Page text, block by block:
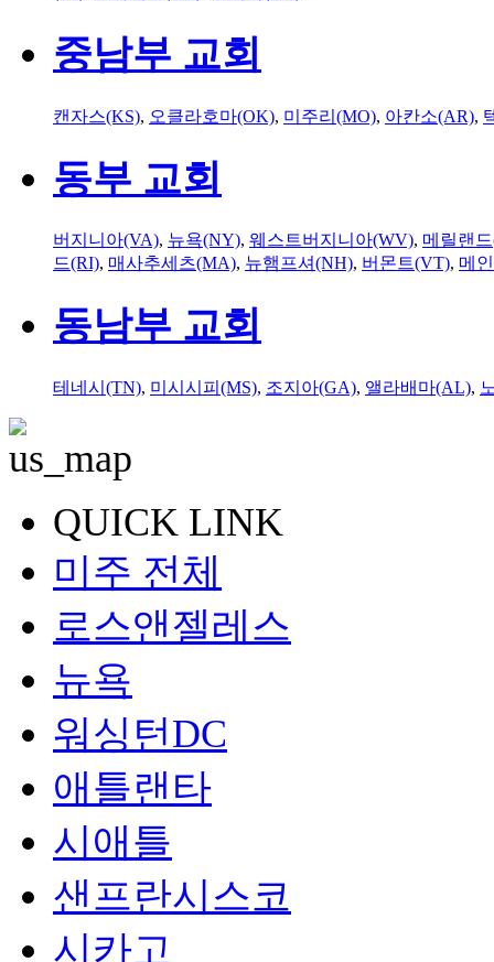
중남부 교회
캔자스(KS), 오클라호마(OK), 미주리(MO), 아칸소(AR),
동부 교회
버지니아(VA), 뉴욕(NY), 웨스트버지니아(WV), 메릴랜
드(RI), 매사추세츠(MA), 뉴햄프셔(NH), 버몬트(VT), 메
동남부 교회
테네시(TN), 미시시피(MS), 조지아(GA), 앨라배마(AL),
QUICK LINK
미주 전체
로스앤젤레스
뉴욕
워싱턴DC
애틀랜타
시애틀
샌프란시스코
시카고